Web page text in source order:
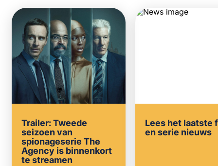
Trailer: Tweede
seizoen van
spionageserie The
Agency is binnenkort
te streamen
Lees het laatste
en serie nieuws